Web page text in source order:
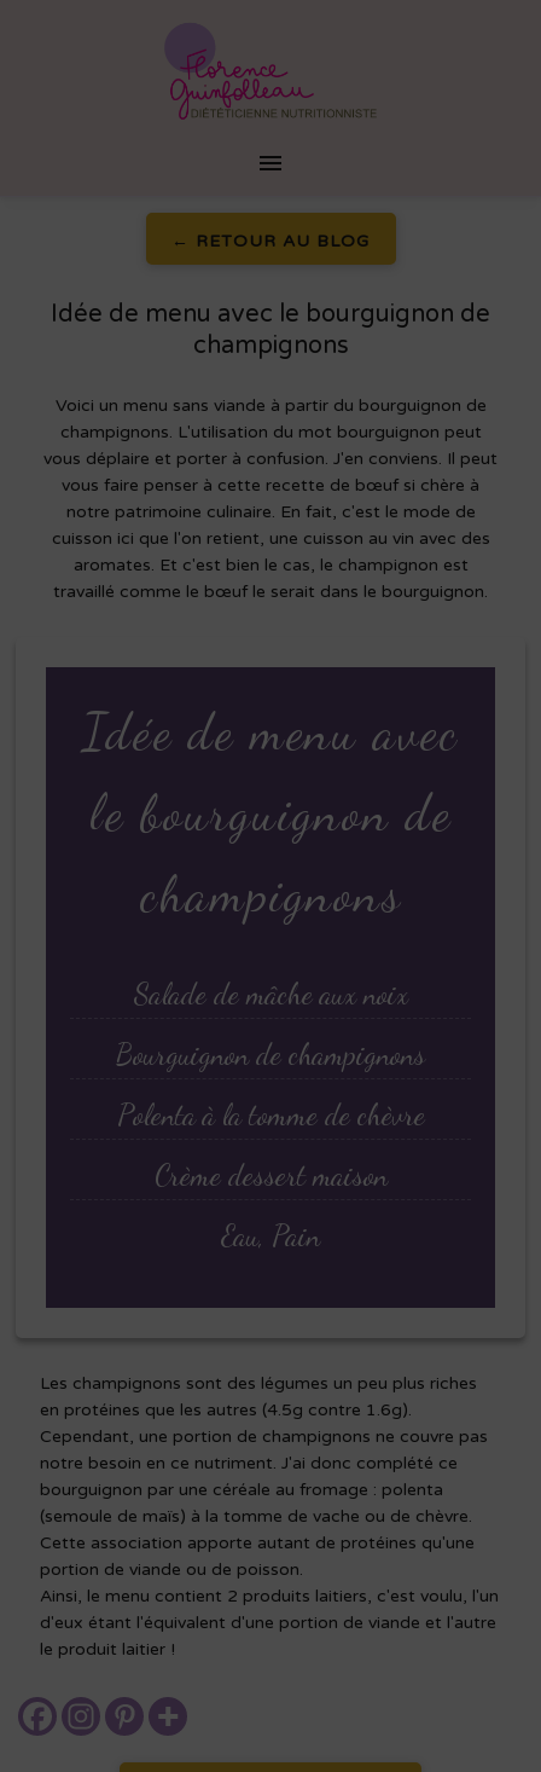
Florence
Guinfolleau
Menu
principal
PRÉSENTATION
CONSULTATION
FORMATION
ANIMATION
BLOG
CONTACT
PRENDRE RENDEZ-VOUS
← RETOUR AU BLOG
Idée de menu avec le bourguignon de
champignons
Voici un menu sans viande à partir du bourguignon de
champignons. L'utilisation du mot bourguignon peut
vous déplaire et porter à confusion. J'en conviens. Il peut
vous faire penser à cette recette de bœuf si chère à
notre patrimoine culinaire. En fait, c'est le mode de
cuisson ici que l'on retient, une cuisson au vin avec des
aromates. Et c'est bien le cas, le champignon est
travaillé comme le bœuf le serait dans le bourguignon.
Idée de menu avec
le bourguignon de
champignons
Salade de mâche aux noix
Bourguignon de champignons
Polenta à la tomme de chèvre
Crème dessert maison
Eau, Pain
Les champignons sont des légumes un peu plus riches
en protéines que les autres (4.5g contre 1.6g).
Cependant, une portion de champignons ne couvre pas
notre besoin en ce nutriment. J'ai donc complété ce
bourguignon par une céréale au fromage : polenta
(semoule de maïs) à la tomme de vache ou de chèvre.
Cette association apporte autant de protéines qu'une
portion de viande ou de poisson.
Ainsi, le menu contient 2 produits laitiers, c'est voulu, l'un
d'eux étant l'équivalent d'une portion de viande et l'autre
le produit laitier !